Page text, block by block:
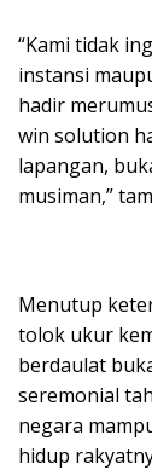
“Kami tidak
instansi
hadir
win solution
lapangan,
musiman,”
Menutup
tolok ukur
berdaulat
seremonial
negara
hidup